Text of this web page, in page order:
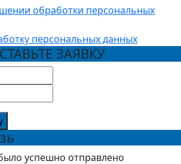
обработки персональных
персональных данных
ЗАЯВКУ
успешно отправлено